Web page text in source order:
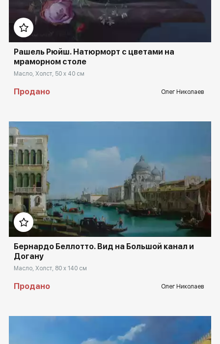
Рашель Рюйш. Натюрморт с цветами на
мраморном столе
Масло, Холст, 50 x 40 см
Продано Олег Николаев
Домен: rakovgallery.ru
Бернардо Беллотто. Вид на Большой канал и
Догану
Масло, Холст, 80 x 140 см
Продано Олег Николаев